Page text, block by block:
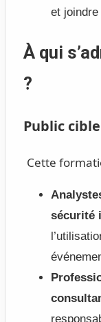
et
À qui
?
Public cible
Cette
sécurité